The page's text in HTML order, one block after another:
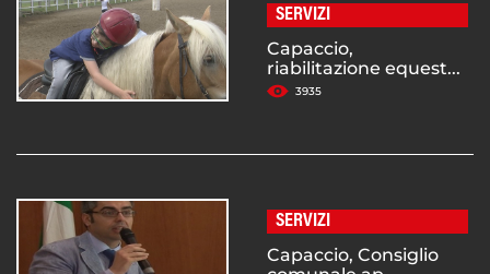
SERVIZI
Capaccio,
riabilitazione equest...
3935
SERVIZI
Capaccio, Consiglio